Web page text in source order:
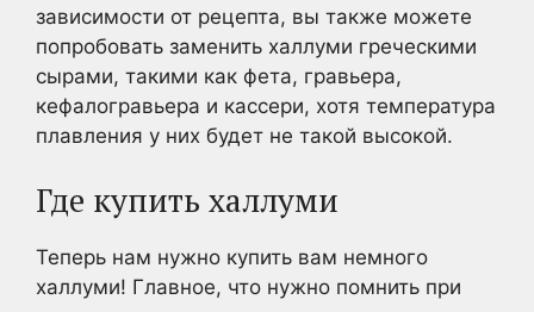
зависимости от рецепта, вы также можете
попробовать заменить халлуми греческими
сырами, такими как фета, гравьера,
кефалогравьера и кассери, хотя температура
плавления у них будет не такой высокой.
Где купить халлуми
Теперь нам нужно купить вам немного
халлуми! Главное, что нужно помнить при